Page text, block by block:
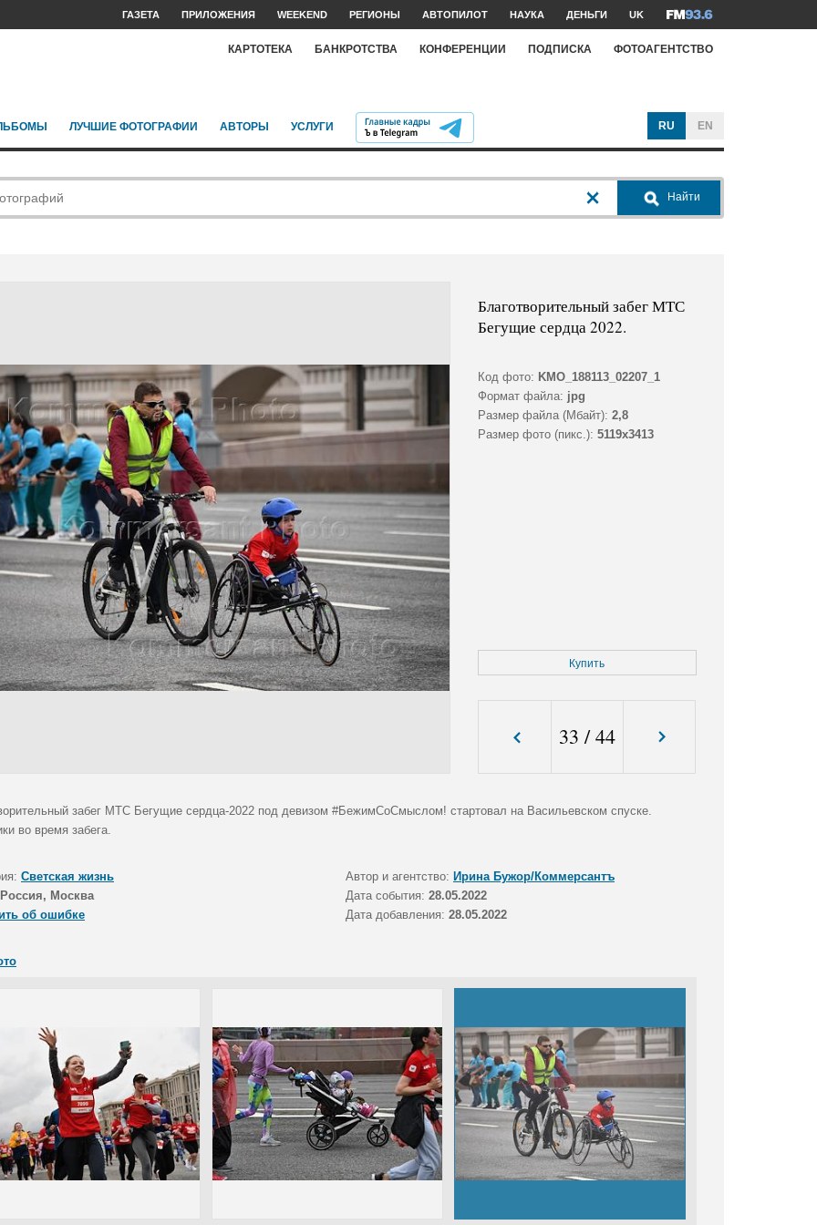
ГАЗЕТА ПРИЛОЖЕНИЯ WEEKEND РЕГИОНЫ АВТОПИЛОТ НАУКА ДЕНЬГИ UK
КАРТОТЕКА БАНКРОТСТВА КОНФЕРЕНЦИИ ПОДПИСКА ФОТОАГЕНТСТВО
ЛУЧШИЕ ФОТОГРАФИИ АВТОРЫ УСЛУГИ RU EN
Найти
Благотворительный забег МТС
Бегущие сердца 2022.
Код фото: KMO_188113_02207_1
Формат файла: jpg
Размер файла (Мбайт): 2,8
Размер фото (пикс.): 5119x3413
Купить
33 /44
забег МТС Бегущие сердца-2022 под девизом #БежимСоСмыслом! стартовал на Васильевском спуске.
во время забега.
Светская жизнь Автор и агентство: Ирина Бужор/Коммерсантъ
Россия, Москва Дата события: 28.05.2022
об ошибке
Дата добавления: 28.05.2022